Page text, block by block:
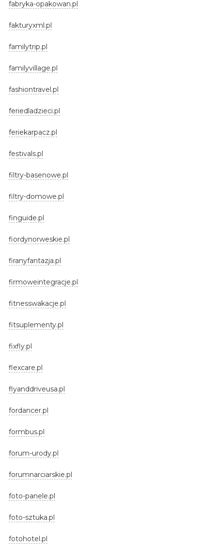
fabryka-opakowan.pl
fakturyxml.pl
familytrip.pl
familyvillage.pl
fashiontravel.pl
feriedladzieci.pl
feriekarpacz.pl
festivals.pl
filtry-basenowe.pl
filtry-domowe.pl
finguide.pl
fiordynorweskie.pl
firanyfantazja.pl
firmoweintegracje.pl
fitnesswakacje.pl
fitsuplementy.pl
fixfly.pl
flexcare.pl
flyanddriveusa.pl
fordancer.pl
formbus.pl
forum-urody.pl
forumnarciarskie.pl
foto-panele.pl
foto-sztuka.pl
fotohotel.pl